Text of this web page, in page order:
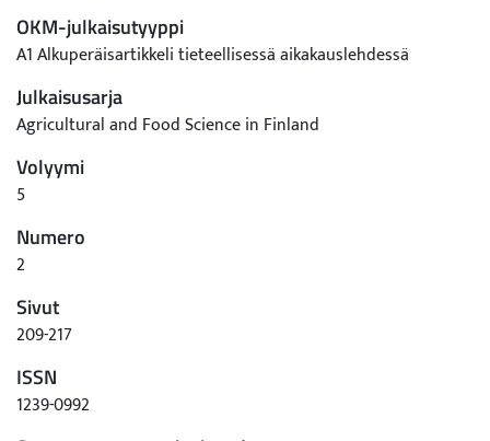
pystyttiin tunnistamaan, ja kartan kokonaispituus oli 519 cM.
Markkereista 13 % ei segregoitunut normaalisti, ja suurin osa
näistä markkereista kartoittui vain kahteen kytkentäryhmään.
Kartta on ensimmäinen julkaistu rypsin kartta, jossa suurin
osa markkereista on RAPDeja. Karttaa on jo aiemmin käytetty
hyväksi paikallistettaessa palmitiini- ja
öljyhappopitoisuuksiin vaikuttavat geenit, ja tulevaisuudessa
vaikuttavien geenien kartoittamiseen.
OKM-julkaisutyyppi
A1 Alkuperäisartikkeli tieteellisessä aikakauslehdessä
Julkaisusarja
Agricultural and Food Science in Finland
Volyymi
5
Numero
2
Sivut
209-217
ISSN
1239-0992